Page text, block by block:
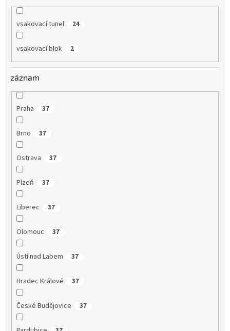
vsakovací tunel 24
vsakovací blok 2
záznam
Praha 37
Brno 37
Ostrava 37
Plzeň 37
Liberec 37
Olomouc 37
Ústí nad Labem 37
Hradec Králové 37
České Budějovice 37